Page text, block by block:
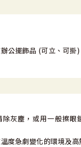
公擺飾品 (可立、可掛)
除灰塵，或用一般擦眼
度急劇變化的環境及高